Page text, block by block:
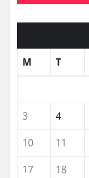
M
T
3
4
10
11
17
18